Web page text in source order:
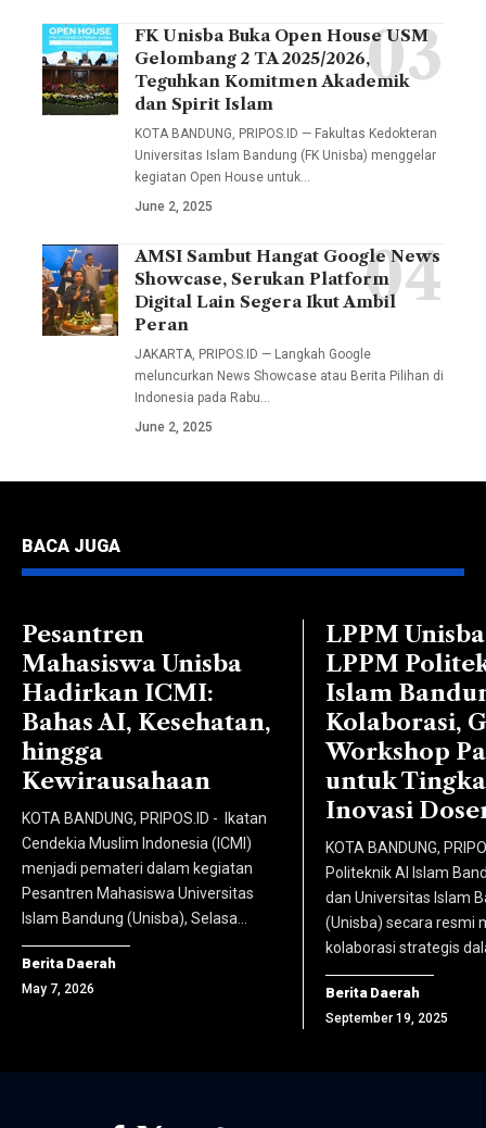
sejumlah
pimpinan
fakultas,
termasuk
Muhammad
Arif,
S.Sos.I.,
M.I.Kom.,
Dra.,
Ketua
Prodi
dan
Penyiaran
Islam
Malki
Ahmad
Nasir,
S.Ag.,
M.Irk.,
Ph.D.,
serta
Badan
Penjaminan
Fakultas
Kedokteran
Universitas
menggelar
kegiatan
Open
Penerimaan
melalui
Masuk
(USM)
Gelombang
2 Tahun
Akademik
(foto:
komhumas
unisba)
FK Unisba Buka Open House USM
Gelombang 2 TA 2025/2026,
Teguhkan Komitmen Akademik
dan Spirit Islam
KOTA BANDUNG, PRIPOS.ID — Fakultas Kedokteran
Universitas Islam Bandung (FK Unisba) menggelar
kegiatan Open House untuk…
June 2, 2025
Peluncuran
Berita
Pilihan
lokal.
Lewat
ini,
pembaca
disuguhi
konten
berita
yang
telah
dikurasi
dan
dilisensikan
secara
resmi,
yang
AMSI Sambut Hangat Google News
Showcase, Serukan Platform
Digital Lain Segera Ikut Ambil
Peran
JAKARTA, PRIPOS.ID — Langkah Google
meluncurkan News Showcase atau Berita Pilihan di
Indonesia pada Rabu…
June 2, 2025
BACA JUGA
Pesantren
Mahasiswa Unisba
Hadirkan ICMI:
Bahas AI, Kesehatan,
hingga
Kewirausahaan
KOTA BANDUNG, PRIPOS.ID - Ikatan
Cendekia Muslim Indonesia (ICMI)
menjadi pemateri dalam kegiatan
Pesantren Mahasiswa Universitas
Islam Bandung (Unisba), Selasa…
Berita Daerah
May 7, 2026
LPPM
LPPM
Islam
Kolaborasi,
Workshop
untuk
Inovasi
KOTA BANDUNG,
Politeknik Al Islam
dan Universitas Islam
(Unisba) secara resmi
kolaborasi strategis
Berita Daerah
September 19, 2025